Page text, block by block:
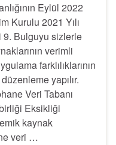
Eylül 2022
Kurulu 2021 Yılı
9. Bulguyu sizlerle
verimli
farklılıklarının
yapılır.
Veri Tabanı
Eksikliği
kaynak
veri …